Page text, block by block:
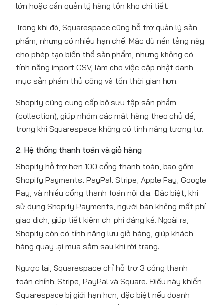
lớn hoặc cần quản lý hàng tồn kho chi tiết.
Trong khi đó, Squarespace cũng hỗ trợ quản lý sản
phẩm, nhưng có nhiều hạn chế. Mặc dù nền tảng này
cho phép tạo biến thể sản phẩm, nhưng không có
tính năng import CSV, làm cho việc cập nhật danh
mục sản phẩm thủ công và tốn thời gian hơn.
Shopify cũng cung cấp bộ sưu tập sản phẩm
(collection), giúp nhóm các mặt hàng theo chủ đề,
trong khi Squarespace không có tính năng tương tự.
2. Hệ thống thanh toán và giỏ hàng
Shopify hỗ trợ hơn 100 cổng thanh toán, bao gồm
Shopify Payments, PayPal, Stripe, Apple Pay, Google
Pay, và nhiều cổng thanh toán nội địa. Đặc biệt, khi
sử dụng Shopify Payments, người bán không mất phí
giao dịch, giúp tiết kiệm chi phí đáng kể. Ngoài ra,
Shopify còn có tính năng lưu giỏ hàng, giúp khách
hàng quay lại mua sắm sau khi rời trang.
Ngược lại, Squarespace chỉ hỗ trợ 3 cổng thanh
toán chính: Stripe, PayPal và Square. Điều này khiến
Squarespace bị giới hạn hơn, đặc biệt nếu doanh